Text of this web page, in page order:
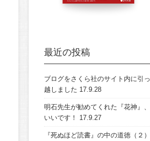
最近の投稿
ブログをさくら社のサイト内に引っ
越しました 17.9.28
明石先生が勧めてくれた『花神』、
いいです！
17.9.27
『死ぬほど読書』の中の道徳（２）